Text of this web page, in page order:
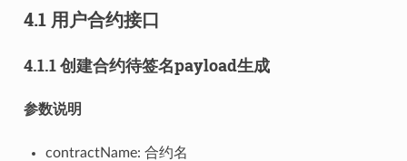
4.1 用户合约接口
4.1.1 创建合约待签名payload生成
参数说明
contractName: 合约名